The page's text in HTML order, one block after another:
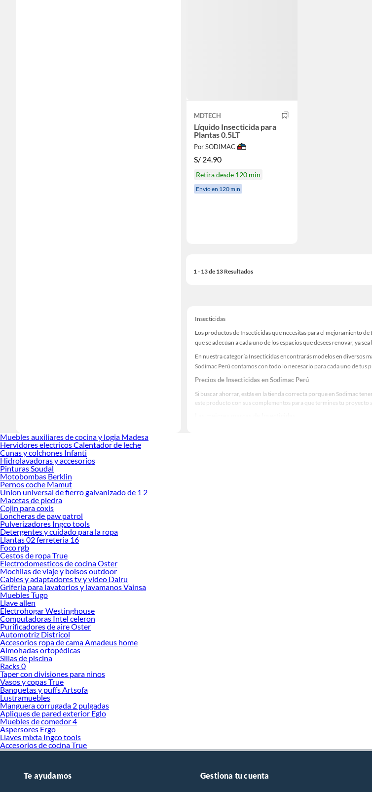
MDTECH
Líquido Insecticida para
Plantas 0.5LT
Por SODIMAC
S/ 24.90
Retira desde 120 min
Envío en 120 min
1 - 13 de 13 Resultados
Insecticidas
Los productos de Insecticidas que necesitas para el mejoramiento
que se adecúan a cada uno de los espacios que desees renovar, ya
En nuestra categoría Insecticidas encontrarás modelos en diversos
Sodimac Perú contamos con todo lo necesario para cada uno de tus
Precios de Insecticidas en Sodimac Perú
Si buscar ahorrar, estás en la tienda correcta porque en Sodimac
este producto con sus complementos para que termines tu proyecto
Muebles auxiliares de cocina y logia Madesa
Hervidores electricos Calentador de leche
Cunas y colchones Infanti
Hidrolavadoras y accesorios
Pinturas Soudal
Motobombas Berklin
Pernos coche Mamut
Union universal de fierro galvanizado de 1 2
Macetas de piedra
Cojin para coxis
Loncheras de paw patrol
Pulverizadores Ingco tools
Detergentes y cuidado para la ropa
Llantas 02 ferreteria 16
Foco rgb
Cestos de ropa True
Electrodomesticos de cocina Oster
Mochilas de viaje y bolsos outdoor
Cables y adaptadores tv y video Dairu
Griferia para lavatorios y lavamanos Vainsa
Muebles Tugo
Llave allen
Electrohogar Westinghouse
Computadoras Intel celeron
Purificadores de aire Oster
Automotriz Districol
Accesorios ropa de cama Amadeus home
Almohadas ortopédicas
Sillas de piscina
Racks 0
Taper con divisiones para ninos
Vasos y copas True
Banquetas y puffs Artsofa
Lustramuebles
Manguera corrugada 2 pulgadas
Apliques de pared exterior Eglo
Muebles de comedor 4
Aspersores Ergo
Llaves mixta Ingco tools
Accesorios de cocina True
Te ayudamos Gestiona tu cuenta